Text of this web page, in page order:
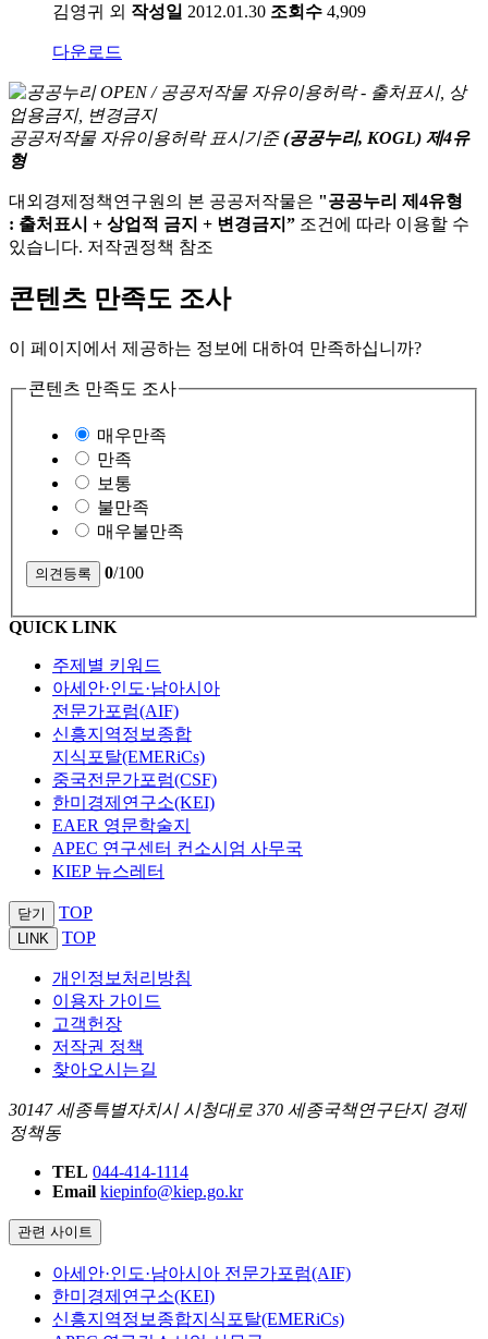
김영귀 외 작성일 2012.01.30 조회수 4,909
다운로드
공공저작물 자유이용허락 표시기준 (공공누리, KOGL) 제4유
형
대외경제정책연구원의 본 공공저작물은 "공공누리 제4유형
: 출처표시 + 상업적 금지 + 변경금지” 조건에 따라 이용할 수
있습니다. 저작권정책 참조
콘텐츠 만족도 조사
이 페이지에서 제공하는 정보에 대하여 만족하십니까?
콘텐츠 만족도 조사
매우만족
만족
보통
불만족
매우불만족
0/100
QUICK LINK
주제별 키워드
아세안·인도·남아시아
전문가포럼(AIF)
신흥지역정보종합
지식포탈(EMERiCs)
중국전문가포럼(CSF)
한미경제연구소(KEI)
EAER 영문학술지
APEC 연구센터 컨소시엄 사무국
KIEP 뉴스레터
닫기 TOP
LINK TOP
개인정보처리방침
이용자 가이드
고객헌장
저작권 정책
찾아오시는길
30147 세종특별자치시 시청대로 370 세종국책연구단지 경제
정책동
TEL 044-414-1114
Email kiepinfo@kiep.go.kr
관련 사이트
아세안·인도·남아시아 전문가포럼(AIF)
한미경제연구소(KEI)
신흥지역정보종합지식포탈(EMERiCs)